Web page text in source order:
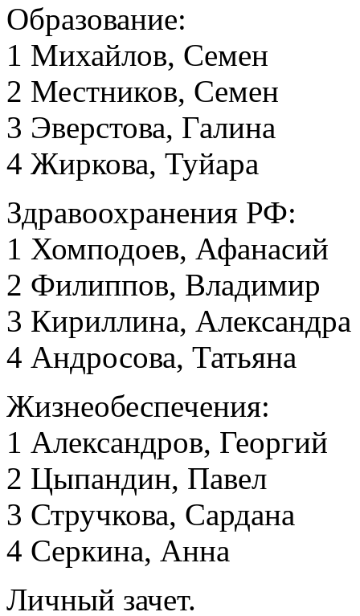
Образование:
1 Михайлов, Семен
2 Местников, Семен
3 Эверстова, Галина
4 Жиркова, Туйара
Здравоохранения РФ:
1 Хомподоев, Афанасий
2 Филиппов, Владимир
3 Кириллина, Александра
4 Андросова, Татьяна
Жизнеобеспечения:
1 Александров, Георгий
2 Цыпандин, Павел
3 Стручкова, Сардана
4 Серкина, Анна
Личный зачет.